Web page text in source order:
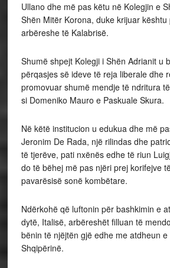
Ullano dhe më pas këtu në Kolegjin e
Shën Mitër Korona, duke krijuar
arbëreshe të Kalabrisë.
Shumë shpejt Kolegji i Shën Adrianit u
përqasjes së ideve të reja liberale dhe
promovuar shumë mendje të ndritura
si Domeniko Mauro e Paskuale Skura.
Në këtë institucion u edukua dhe më
Jeronim De Rada, një rilindas dhe
të tjerëve, pati nxënës edhe të riun
do të bëhej më pas njëri prej korifejve
pavarësisë sonë kombëtare.
Ndërkohë që luftonin për bashkimin e
dytë, Italisë, arbëreshët filluan të
bënin të njëjtën gjë edhe me atdheun
Shqipërinë.